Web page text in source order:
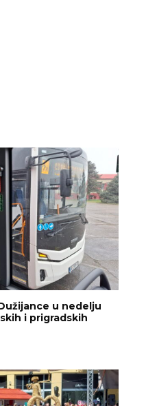
u nedelju
i prigradskih